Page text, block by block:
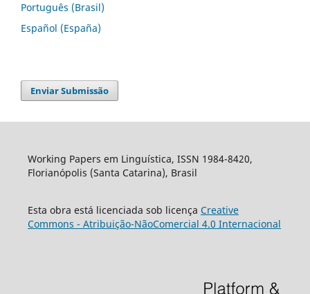
Português (Brasil)
Español (España)
Enviar Submissão
Working Papers em Linguística, ISSN 1984-8420,
Florianópolis (Santa Catarina), Brasil
Esta obra está licenciada sob licença Creative
Commons - Atribuição-NãoComercial 4.0 Internacional